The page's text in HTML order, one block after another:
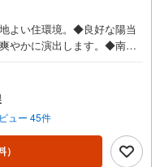
よい住環境。◆良好な陽当
やかに演出します。◆南西
ご検討ください※バザール会
スペースをご用意してお
、安心してご来場くださ
相談などお気軽にお問合せ
様がご覧になったことのな
す。インターネット、チラ
ュー 45件
）